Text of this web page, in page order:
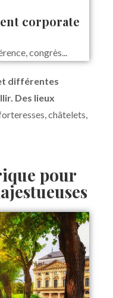
corporate
congrès...
différentes
Des lieux
châtelets,
pour